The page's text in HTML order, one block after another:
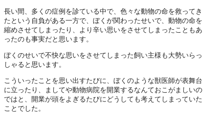
長い間、多くの症例を診ている中で、色々な動物の命を救ってき
たという自負がある一方で、ぼくが関わったせいで、動物の命を
縮めさせてしまったり、より辛い思いをさせてしまったこともあ
ったのも事実だと思います。
ぼくのせいで不快な思いをさせてしまった飼い主様も大勢いらっ
しゃると思います。
こういったことを思い出すたびに、ぼくのような獣医師が表舞台
に立ったり、ましてや動物病院を開業するなんておこがましいの
ではと、開業が頭をよぎるたびにどうしても考えてしまっていた
ことでした。